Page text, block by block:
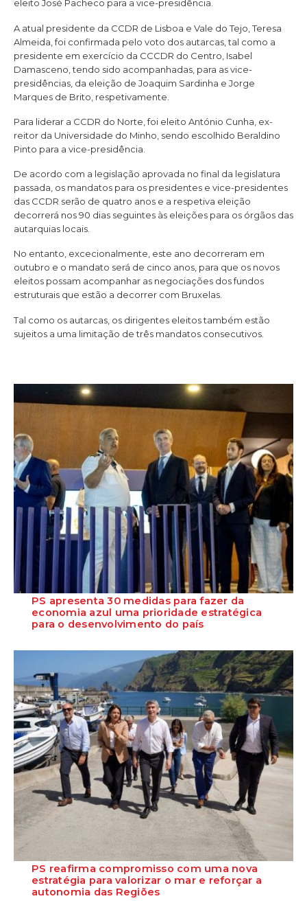
eleito José Pacheco para a vice-presidência.
A atual presidente da CCDR de Lisboa e Vale do Tejo, Teresa
Almeida, foi confirmada pelo voto dos autarcas, tal como a
presidente em exercício da CCCDR do Centro, Isabel
Damasceno, tendo sido acompanhadas, para as vice-
presidências, da eleição de Joaquim Sardinha e Jorge
Marques de Brito, respetivamente.
Para liderar a CCDR do Norte, foi eleito António Cunha, ex-
reitor da Universidade do Minho, sendo escolhido Beraldino
Pinto para a vice-presidência.
De acordo com a legislação aprovada no final da legislatura
passada, os mandatos para os presidentes e vice-presidentes
das CCDR serão de quatro anos e a respetiva eleição
decorrerá nos 90 dias seguintes às eleições para os órgãos das
autarquias locais.
No entanto, excecionalmente, este ano decorreram em
outubro e o mandato será de cinco anos, para que os novos
eleitos possam acompanhar as negociações dos fundos
estruturais que estão a decorrer com Bruxelas.
Tal como os autarcas, os dirigentes eleitos também estão
sujeitos a uma limitação de três mandatos consecutivos.
PS apresenta 30 medidas para fazer da
economia azul uma prioridade estratégica
para o desenvolvimento do país
PS reafirma compromisso com uma nova
estratégia para valorizar o mar e reforçar a
autonomia das Regiões